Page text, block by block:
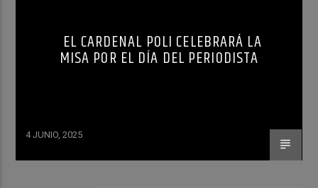
EL CARDENAL POLI CELEBRARÁ LA
MISA POR EL DÍA DEL PERIODISTA
4 JUNIO, 2025